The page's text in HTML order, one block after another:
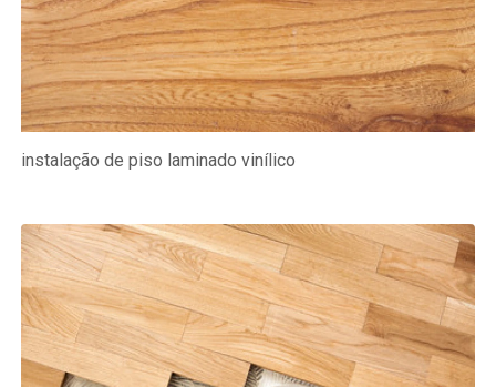
instalação de piso laminado vinílico